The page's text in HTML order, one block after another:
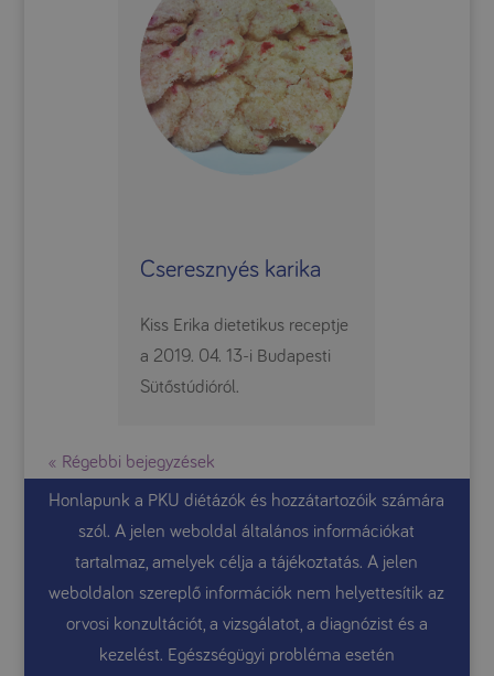
Cseresznyés karika
Kiss Erika dietetikus receptje
a 2019. 04. 13-i Budapesti
Sütőstúdióról.
« Régebbi bejegyzések
Honlapunk a PKU diétázók és hozzátartozóik számára
szól. A jelen weboldal általános információkat
tartalmaz, amelyek célja a tájékoztatás. A jelen
weboldalon szereplő információk nem helyettesítik az
orvosi konzultációt, a vizsgálatot, a diagnózist és a
kezelést. Egészségügyi probléma esetén